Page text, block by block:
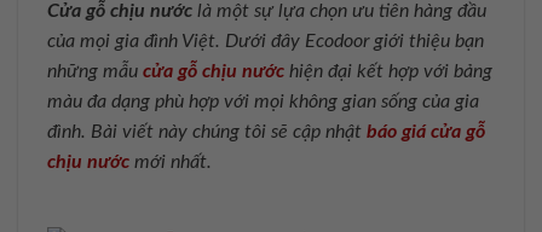
Cửa gỗ chịu nước là một sự lựa chọn ưu tiên hàng đầu
của mọi gia đình Việt. Dưới đây Ecodoor giới thiệu bạn
những mẫu cửa gỗ chịu nước hiện đại kết hợp với bảng
màu đa dạng phù hợp với mọi không gian sống của gia
đình. Bài viết này chúng tôi sẽ cập nhật báo giá cửa gỗ
chịu nước mới nhất.